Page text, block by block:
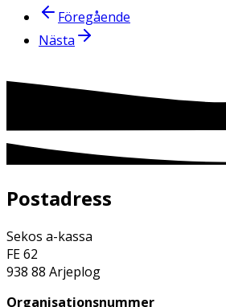
Föregående
Nästa
Postadress
Sekos a-kassa
FE 62
938 88 Arjeplog
Organisationsnummer